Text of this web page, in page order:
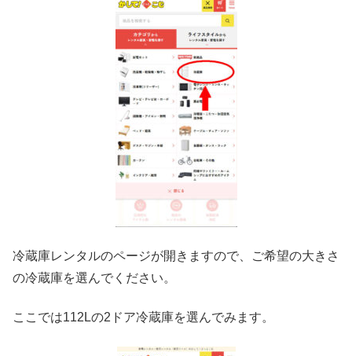
冷蔵庫レンタルのページが開きますので、ご希望の大きさ
の冷蔵庫を選んでください。
ここでは112Lの2ドア冷蔵庫を選んでみます。